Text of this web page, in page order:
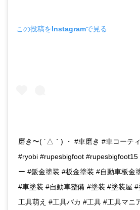
この投稿をInstagramで見る
磨き〜( ´△｀) ・ #車磨き #車コーテ
#ryobi #rupesbigfoot #rupesbigfoot15
ー #鈑金塗装 #板金塗装 #自動車板金
#車塗装 #自動車整備 #塗装 #塗装屋
工具萌え #工具バカ #工具 #工具マニ